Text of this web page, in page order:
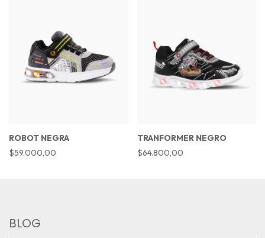
ROBOT NEGRA
$59.000,00
TRANFORMER NEGRO
$64.800,00
BLOG